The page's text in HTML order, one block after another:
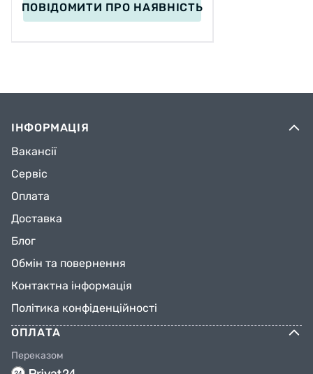
ПОВІДОМИТИ ПРО НАЯВНІСТЬ
ІНФОРМАЦІЯ
Вакансії
Сервіс
Оплата
Доставка
Блог
Обмін та повернення
Контактна інформація
Політика конфіденційності
ОПЛАТА
Переказом